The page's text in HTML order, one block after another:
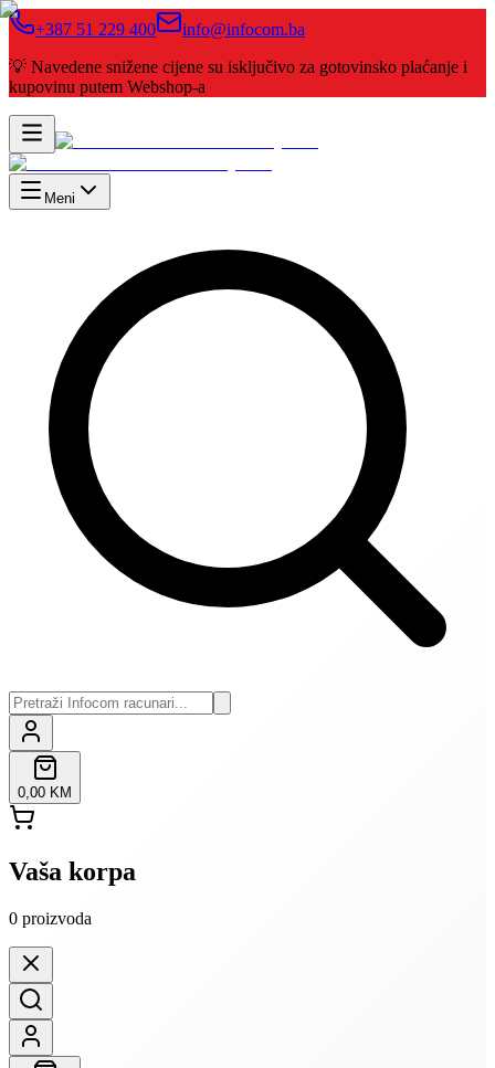
+387 51 229 400
info@infocom.ba
💡 Navedene snižene cijene su isključivo za gotovinsko plaćanje i
kupovinu putem Webshop-a
Meni
0,00 KM
Vaša korpa
0 proizvoda